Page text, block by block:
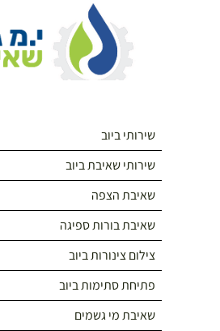
שירותי ביוב
שירותי שאיבת ביוב
שאיבת הצפה
שאיבת בורות ספיגה
צילום צינורות ביוב
פתיחת סתימות ביוב
שאיבת מי גשמים